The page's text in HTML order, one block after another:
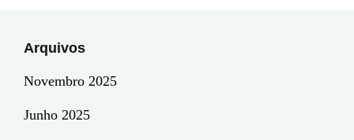
Arquivos
Novembro 2025
Junho 2025